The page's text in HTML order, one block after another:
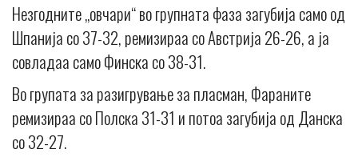
Незгодните „овчари“ во групната фаза загубија само од
Шпанија со 37-32, ремизираа со Австрија 26-26, а ја
совладаа само Финска со 38-31.
Во групата за разигрување за пласман, Фараните
ремизираа со Полска 31-31 и потоа загубија од Данска
со 32-27.